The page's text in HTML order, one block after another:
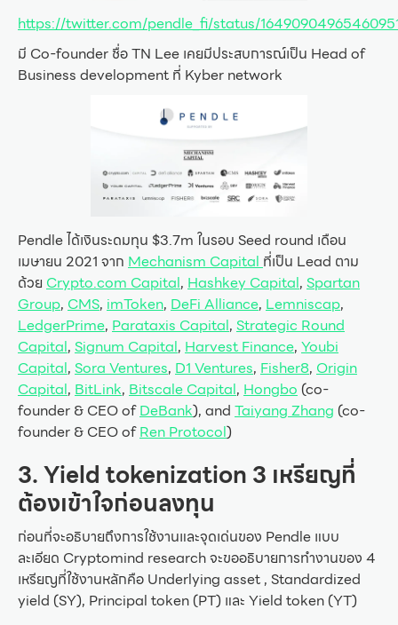
https://twitter.com/pendle_fi/status/
มี Co-founder ชื่อ TN Lee เคยมีประสบการณ์เป็น Head of
Business development ที่ Kyber network
Pendle ได้เงินระดมทุน $3.7m ในรอบ Seed round เดือน
เมษายน 2021 จาก Mechanism Capital ที่เป็น Lead ตาม
ด้วย Crypto.com Capital, Hashkey Capital, Spartan
Group, CMS, imToken, DeFi Alliance, Lemniscap,
LedgerPrime, Parataxis Capital, Strategic Round
Capital, Signum Capital, Harvest Finance, Youbi
Capital, Sora Ventures, D1 Ventures, Fisher8, Origin
Capital, BitLink, Bitscale Capital, Hongbo (co-
founder & CEO ofDeBank), and Taiyang Zhang (co-
founder & CEO ofRen Protocol)
3. Yield tokenization 3 เหรียญที่
ต้องเข้าใจก่อนลงทุน
ก่อนที่จะอธิบายถึงการใช้งานและจุดเด่นของ Pendle แบบ
ละเอียด Cryptomind research จะขออธิบายการทำงานของ 4
เหรียญที่ใช้งานหลักคือ Underlying asset , Standardized
yield (SY), Principal token (PT) และ Yield token (YT)